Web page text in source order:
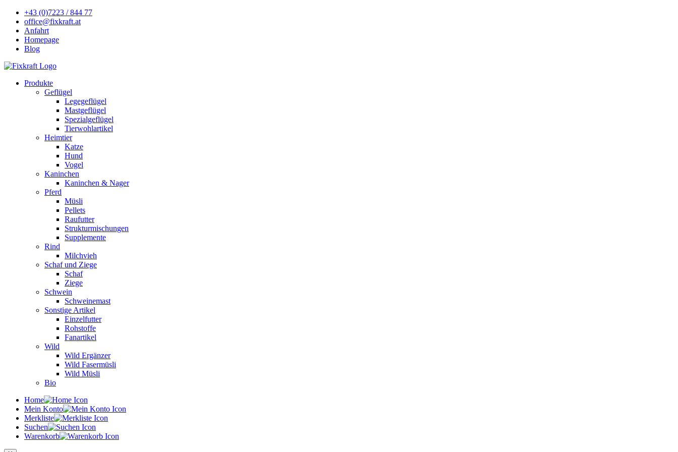
+43 (0)7223 / 844 77
office@fixkraft.at
Anfahrt
Homepage
Blog
Produkte
Geflügel
Legegeflügel
Mastgeflügel
Spezialgeflügel
Tierwohlartikel
Heimtier
Katze
Hund
Vogel
Kaninchen
Kaninchen & Nager
Pferd
Müsli
Pellets
Raufutter
Strukturmischungen
Supplemente
Rind
Milchvieh
Schaf und Ziege
Schaf
Ziege
Schwein
Schweinemast
Sonstige Artikel
Einzelfutter
Rohstoffe
Fanartikel
Wild
Wild Ergänzer
Wild Fasermüsli
Wild Müsli
Bio
Home
Mein Konto
Merkliste
Suchen
Warenkorb